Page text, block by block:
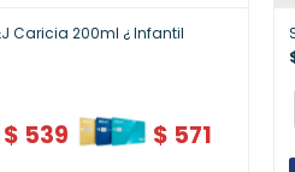
Caricia 200ml ¿ Infantil
$ 539 $ 571